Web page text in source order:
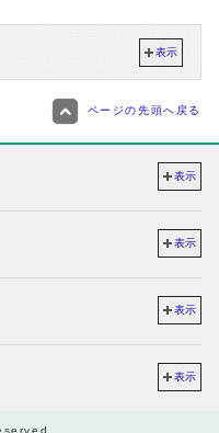
表示
ページの先頭へ戻る
表示
表示
表示
表示